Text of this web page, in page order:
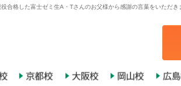
合格した富士ゼミ生A・Tさんのお父様から感謝の言葉をいただき